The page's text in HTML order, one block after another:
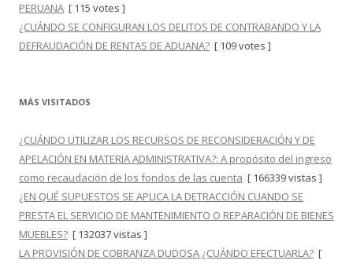
PERUANA [ 115 votes ]
¿CUÁNDO SE CONFIGURAN LOS DELITOS DE CONTRABANDO Y LA
DEFRAUDACIÓN DE RENTAS DE ADUANA? [ 109 votes ]
MÁS VISITADOS
¿CUÁNDO UTILIZAR LOS RECURSOS DE RECONSIDERACIÓN Y DE
APELACIÓN EN MATERIA ADMINISTRATIVA?: A propósito del ingreso
como recaudación de los fondos de las cuenta [ 166339 vistas ]
¿EN QUÉ SUPUESTOS SE APLICA LA DETRACCIÓN CUANDO SE
PRESTA EL SERVICIO DE MANTENIMIENTO O REPARACIÓN DE BIENES
MUEBLES? [ 132037 vistas ]
LA PROVISIÓN DE COBRANZA DUDOSA ¿CUÁNDO EFECTUARLA? [